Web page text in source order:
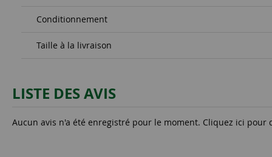
Conditionnement
Taille à la livraison
LISTE DES AVIS
Aucun avis n'a été enregistré pour le moment. Cliquez ici pour